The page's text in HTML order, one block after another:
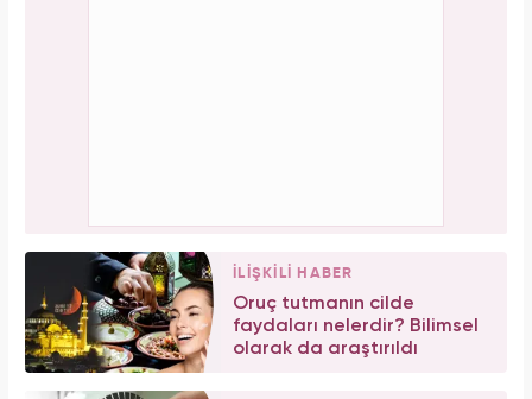
İLİŞKİLİ HABER
Oruç tutmanın cilde
faydaları nelerdir? Bilimsel
olarak da araştırıldı